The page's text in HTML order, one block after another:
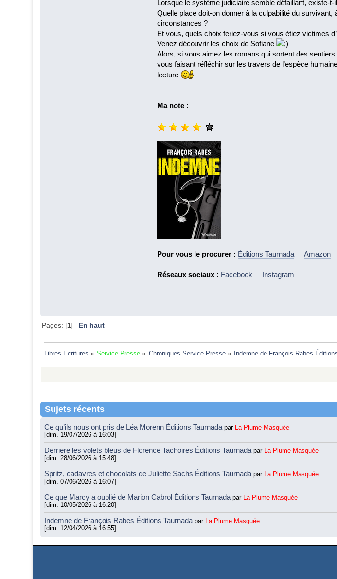
Lorsque le système judiciaire semble défaillant, existe-
Quelle place doit-on donner à la culpabilité du
circonstances ?
Et vous, quels choix feriez-vous si vous étiez victimes
Venez découvrir les choix de Sofiane
Alors, si vous aimez les romans qui sortent des
vous faisant réfléchir sur les travers de l’espèce
lecture
Ma note :
Pour vous le procurer : Éditions Taurnada Amazon
Réseaux sociaux : Facebook Instagram
Pages: [1]
En haut
Libres Ecritures » Service Presse » Chroniques Service Presse» Indemne de François Rabes
Sujets récents
Ce qu’ils nous ont pris de Léa Morenn Éditions Taurnada par La Plume Masquée
[dim. 19/07/2026 à 16:03]
Derrière les volets bleus de Florence Tachoires Éditions Taurnada par La Plume Masquée
[dim. 28/06/2026 à 15:48]
Spritz, cadavres et chocolats de Juliette Sachs Éditions Taurnada par La Plume Masquée
[dim. 07/06/2026 à 16:07]
Ce que Marcy a oublié de Marion Cabrol Éditions Taurnada par La Plume Masquée
[dim. 10/05/2026 à 16:20]
Indemne de François Rabes Éditions Taurnada par La Plume Masquée
[dim. 12/04/2026 à 16:55]